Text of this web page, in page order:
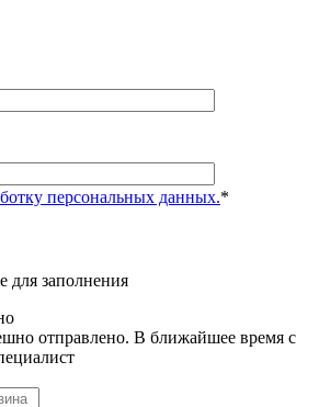
персональных данных.*
для заполнения
отправлено. В ближайшее время с